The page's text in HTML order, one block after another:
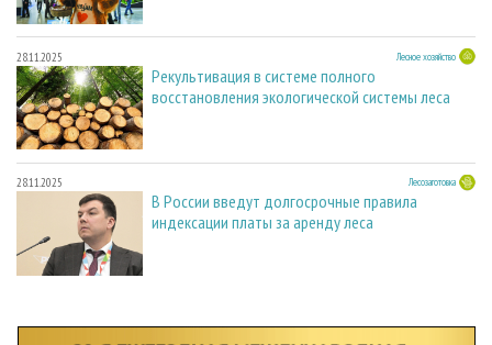
28.11.2025 Лесное хозяйство
Рекультивация в системе полного
восстановления экологической системы леса
28.11.2025 Лесозаготовка
В России введут долгосрочные правила
индексации платы за аренду леса